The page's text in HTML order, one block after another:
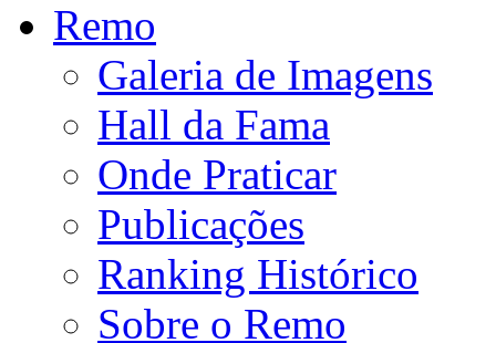
Remo
Galeria de Imagens
Hall da Fama
Onde Praticar
Publicações
Ranking Histórico
Sobre o Remo